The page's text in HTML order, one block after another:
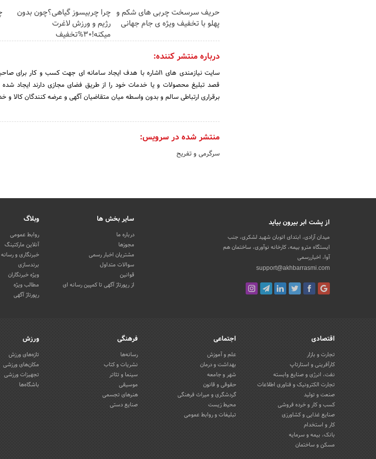
حریف سرسخت چربی های شکم و
پهلو با تخفیف ویژه ی جام جهانی
چرا چربیسوز گیاهی؟چون بدون
رژیم و ورزش لاغرت
میکنه!30%تخفیف
درباره منتشر کننده:
سایت نیازمندی های 1اشاره با هدف ایجاد سامانه ای جهت کسب و کار
قصد تبلیغ محصولات و یا خدمات خود را از طریق فضای مجازی دارند ایجاد
برقراری ارتباطی سالم و بدون واسطه میان متقاضیان آگهی و عرضه کنندگان کالا و
منتشر شده در سرویس:
سرگرمی و تفریح
از پشت ابر بیرون بیاید
میدان آزادی، ابتدای اتوبان شهید لشکری، جنب
ایستگاه مترو بیمه، کارخانه نوآوری، ساختمان هم
آوا، اخباررسمی
support@akhbarrasmi.com
سایر بخش ها
درباره ما
مجوزها
مشتریان اخبار رسمی
سوالات متداول
قوانین
از رپورتاژ آگهی تا کمپین رسانه ای
وبلاگ
روابط عمومی
آنلاین مارکتینگ
خبرنگاری و رسانه
برندسازی
ویژه خبرنگاران
مطالب ویژه
رپورتاژ آگهی
اقتصادی
تجارت و بازار
کارآفرینی و استارتاپ
نفت، انرژی و صنایع وابسته
تجارت الکترونیک و فناوری اطلاعات
صنعت و تولید
کسب و کار و خرده فروشی
صنایع غذایی و کشاورزی
کار و استخدام
بانک، بیمه و سرمایه
مسکن و ساختمان
اجتماعی
علم و آموزش
بهداشت و درمان
شهر و جامعه
حقوقی و قانون
گردشگری و میراث فرهنگی
محیط زیست
تبلیغات و روابط عمومی
فرهنگی
رسانه‌ها
نشریات و کتاب
سینما و تئاتر
موسیقی
هنرهای تجسمی
صنایع دستی
ورزش
تازه‌های ورزش
مکان‌های ورزشی
تجهیزات ورزشی
باشگاه‌ها